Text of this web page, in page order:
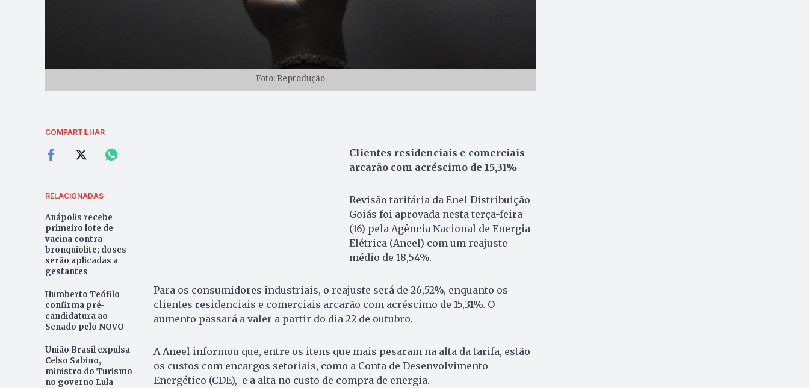
Foto: Reprodução
COMPARTILHAR
RELACIONADAS
Anápolis recebe
primeiro lote de
vacina contra
bronquiolite; doses
serão aplicadas a
gestantes
Humberto Teófilo
confirma pré-
candidatura ao
Senado pelo NOVO
União Brasil expulsa
Celso Sabino,
ministro do Turismo
no governo Lula
Clientes residenciais e comerciais
arcarão com acréscimo de 15,31%
Revisão tarifária da Enel Distribuição
Goiás foi aprovada nesta terça-feira
(16) pela Agência Nacional de Energia
Elétrica (Aneel) com um reajuste
médio de 18,54%.
Para os consumidores industriais, o reajuste será de 26,52%, enquanto os
clientes residenciais e comerciais arcarão com acréscimo de 15,31%. O
aumento passará a valer a partir do dia 22 de outubro.
A Aneel informou que, entre os itens que mais pesaram na alta da tarifa, estão
os custos com encargos setoriais, como a Conta de Desenvolvimento
Energético (CDE), e a alta no custo de compra de energia.